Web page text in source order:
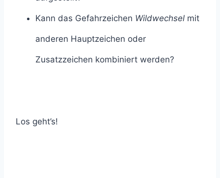
Kann das Gefahrzeichen Wildwechsel mit
anderen Hauptzeichen oder
Zusatzzeichen kombiniert werden?
Los geht’s!